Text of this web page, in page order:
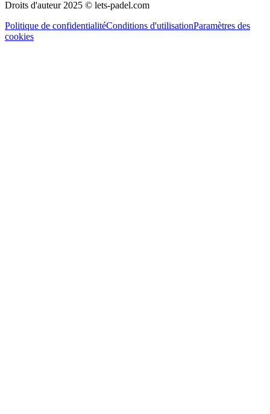
Droits d'auteur 2025 © lets-padel.com
Politique de confidentialitéConditions d'utilisationParamètres des
cookies